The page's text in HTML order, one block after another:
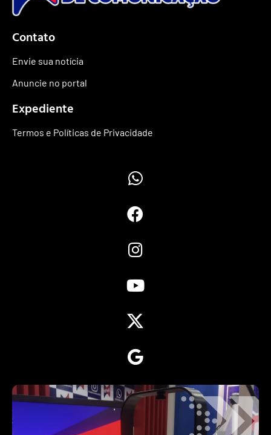
Contato
Envie sua notícia
Anuncie no portal
Expediente
Termos e Políticas de Privacidade